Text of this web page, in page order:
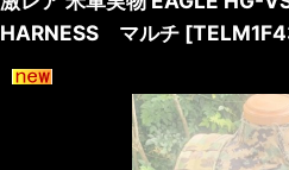
HARNESS マルチ [